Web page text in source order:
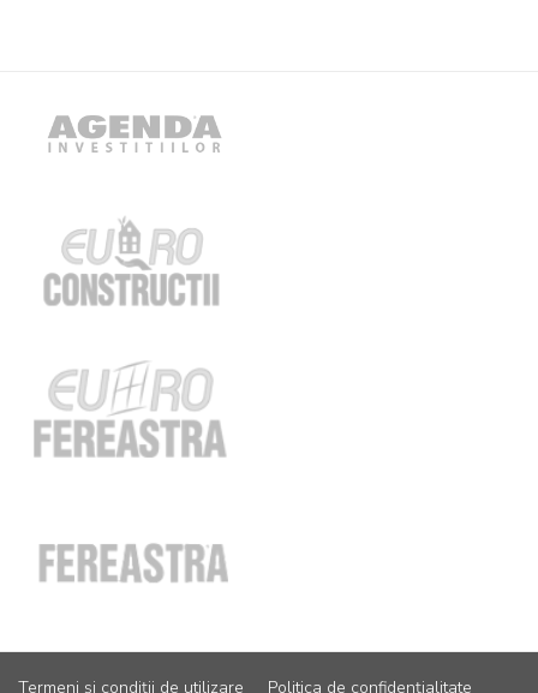
Termeni și condiții de utilizare Politica de confidențialitate